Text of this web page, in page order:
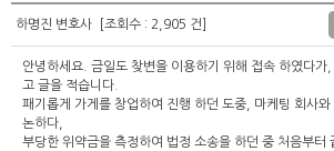
하명진 변호사 [조회수 : 2,905 건]
안녕하세요. 금일도 찾변을 이용하기 위해 접속 하였다가
고 글을 적습니다.
패기롭게 가게를 창업하여 진행 하던 도중, 마케팅 회사
논하다,
부당한 위약금을 측정하여 법정 소송을 하던 중 처음부터